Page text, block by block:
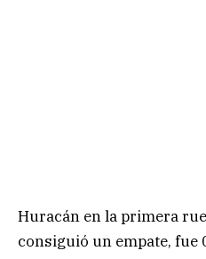
Huracán en la primera
consiguió un empate, fue